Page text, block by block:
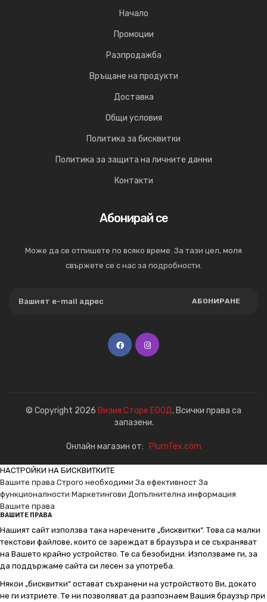
Начало
Промоции
Разпродажба
Връщане на продукти
Доставка
Общи условия
Политика за бисквитки
Политика за защита на личните данни
Контакти
Абонирай се
Може да се отпишете по всяко време. За тази цел, моля
свържете се с нас за подробности.
АБОНИРАНЕ
© Copyright 2026 Визия Сторе ЕООД. Всички права са
запазени.
Онлайн магазин от: PlumTex.com
НАСТРОЙКИ НА БИСКВИТКИТЕ
Вашите права Строго необходими За ефективност За
функционалности Маркетингови Допълнителна информация
Вашите права
ВАШИТЕ ПРАВА
Нашият сайт използва така наречените „бисквитки“. Това са малки
текстови файлове, които се зареждат в браузъра и се съхраняват
на Вашето крайно устройство. Те са безобидни. Използваме ги, за
да поддържаме сайта си лесен за употреба.
Някои „бисквитки“ остават съхранени на устройството Ви, докато
не ги изтриете. Те ни позволяват да разпознаем Вашия браузър при